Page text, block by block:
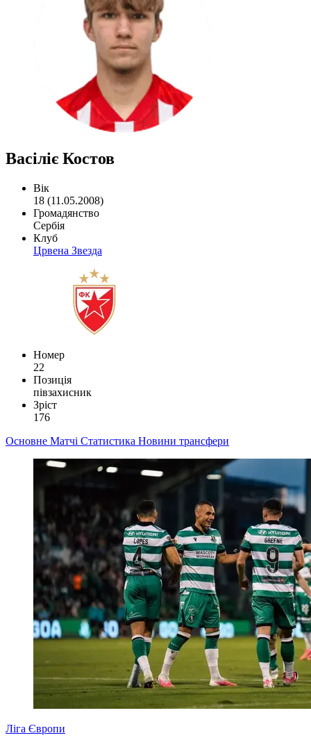
Васіліє Костов
Вік
18 (11.05.2008)
Громадянство
Сербія
Клуб
Црвена Звезда
Номер
22
Позиція
півзахисник
Зріст
176
Основне Матчі Статистика Новини трансфери
Ліга Європи